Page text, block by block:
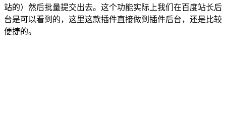
站的）然后批量提交出去。这个功能实际上我们在百度站长后
台是可以看到的，这里这款插件直接做到插件后台，还是比较
便捷的。